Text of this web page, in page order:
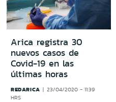
Arica registra 30
nuevos casos de
Covid-19 en las
últimas horas
REDARICA
23/04/2020 - 11:39
HRS